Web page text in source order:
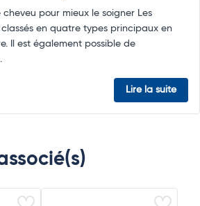
pour mieux le soigner Les
en quatre types principaux en
Il est également possible de
Lire la suite